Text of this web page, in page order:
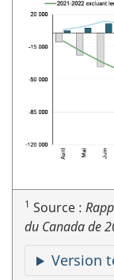
1 Source :
du Canada de
Version